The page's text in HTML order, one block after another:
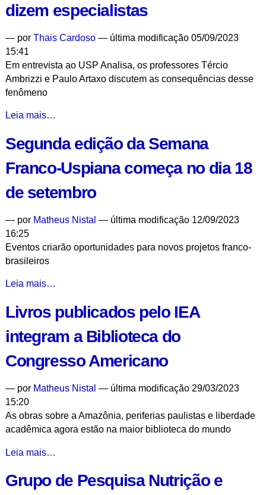
tem
sobre
a
Amazônia
organizado
pelo
-
dizem especialistas
— por Thais Cardoso— última modificação 05/09/2023
15:41
Em entrevista ao USP Analisa, os professores Tércio
Ambrizzi e Paulo Artaxo discutem as consequências desse
fenômeno
Mudança
clima
é
dizem
-
Leia mais…
Segunda edição da Semana
Franco-Uspiana começa no dia 18
de setembro
— por Matheus Nistal — última modificação 12/09/2023
16:25
Eventos criarão oportunidades para novos projetos franco-
brasileiros
Segunda
Franco-
começa
dia
18
de
setembro
-
Leia mais…
Livros publicados pelo IEA
integram a Biblioteca do
Congresso Americano
— por Matheus Nistal — última modificação 29/03/2023
15:20
As obras sobre a Amazônia, periferias paulistas e liberdade
acadêmica agora estão na maior biblioteca do mundo
Livros
pelo
Leia mais…
Grupo de Pesquisa Nutrição e